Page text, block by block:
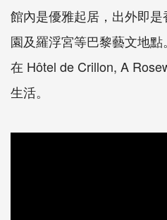
館內是優雅起居，出外即
園及羅浮宮等巴黎藝文地
在 Hôtel de Crillon, A
生活。